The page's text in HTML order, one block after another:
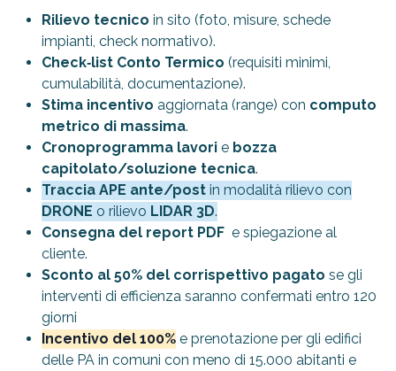
Rilievo tecnico in sito (foto, misure, schede
impianti, check normativo).
Check‑list Conto Termico (requisiti minimi,
cumulabilità, documentazione).
Stima incentivo aggiornata (range) con computo
metrico di massima.
Cronoprogramma lavori e bozza
capitolato/soluzione tecnica.
Traccia APE ante/post in modalità rilievo con
DRONE o rilievo LIDAR 3D.
Consegna del report PDF e spiegazione al
cliente.
Sconto al 50% del corrispettivo pagato se gli
interventi di efficienza saranno confermati entro 120
giorni
Incentivo del 100% e prenotazione per gli edifici
delle PA in comuni con meno di 15.000 abitanti e